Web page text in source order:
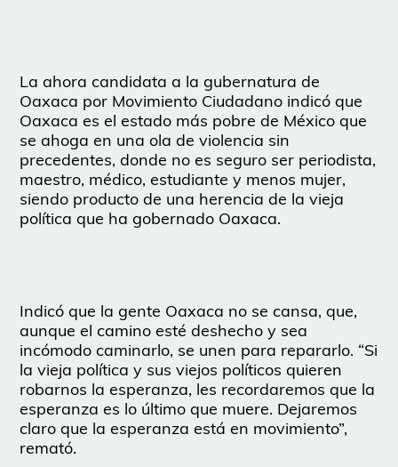
La ahora candidata a la gubernatura de
Oaxaca por Movimiento Ciudadano indicó que
Oaxaca es el estado más pobre de México que
se ahoga en una ola de violencia sin
precedentes, donde no es seguro ser periodista,
maestro, médico, estudiante y menos mujer,
siendo producto de una herencia de la vieja
política que ha gobernado Oaxaca.
Indicó que la gente Oaxaca no se cansa, que,
aunque el camino esté deshecho y sea
incómodo caminarlo, se unen para repararlo. “Si
la vieja política y sus viejos políticos quieren
robarnos la esperanza, les recordaremos que la
esperanza es lo último que muere. Dejaremos
claro que la esperanza está en movimiento”,
remató.